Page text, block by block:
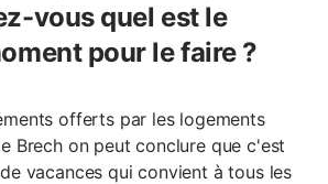
vous quel est le
pour le faire ?
offerts par les logements
Brech on peut conclure que c'est
vacances qui convient à tous les